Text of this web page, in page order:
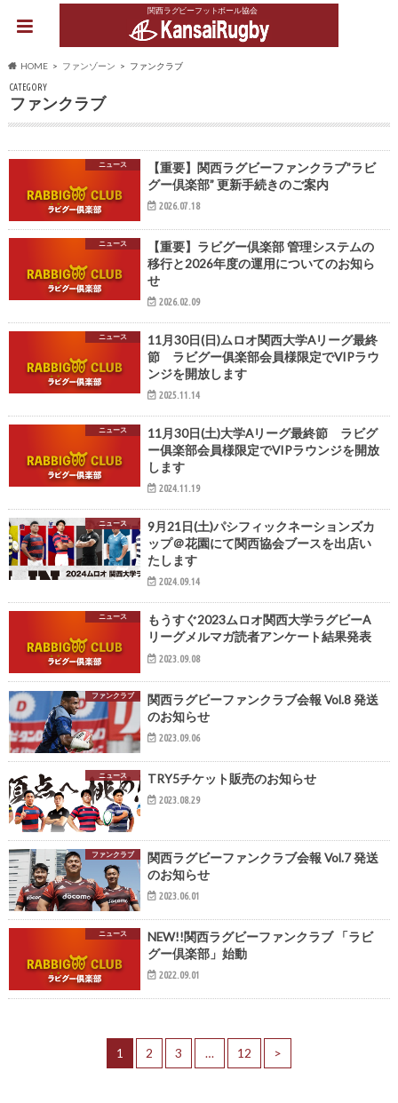
関西ラグビーフットボール協会
HOME ファンゾーン ファンクラブ
CATEGORY
ファンクラブ
ニュース
【重要】関西ラグビーファンクラブ”ラビ
グー倶楽部” 更新手続きのご案内
2026.07.18
ニュース
【重要】ラビグー倶楽部 管理システムの
移行と2026年度の運用についてのお知ら
せ
2026.02.09
ニュース
11月30日(日)ムロオ関西大学Aリーグ最終
節 ラビグー俱楽部会員様限定でVIPラウ
ンジを開放します
2025.11.14
ニュース
11月30日(土)大学Aリーグ最終節 ラビグ
ー俱楽部会員様限定でVIPラウンジを開放
します
2024.11.19
ニュース
9月21日(土)パシフィックネーションズカ
ップ＠花園にて関西協会ブースを出店い
たします
2024.09.14
ニュース
もうすぐ2023ムロオ関西大学ラグビーA
リーグメルマガ読者アンケート結果発表
2023.09.08
ファンクラブ
関西ラグビーファンクラブ会報 Vol.8 発送
のお知らせ
2023.09.06
ニュース TRY5チケット販売のお知らせ
2023.08.29
ファンクラブ
関西ラグビーファンクラブ会報 Vol.7 発送
のお知らせ
2023.06.01
ニュース
NEW!!関西ラグビーファンクラブ 「ラビ
グー倶楽部」始動
2022.09.01
1 2 3 … 12 >